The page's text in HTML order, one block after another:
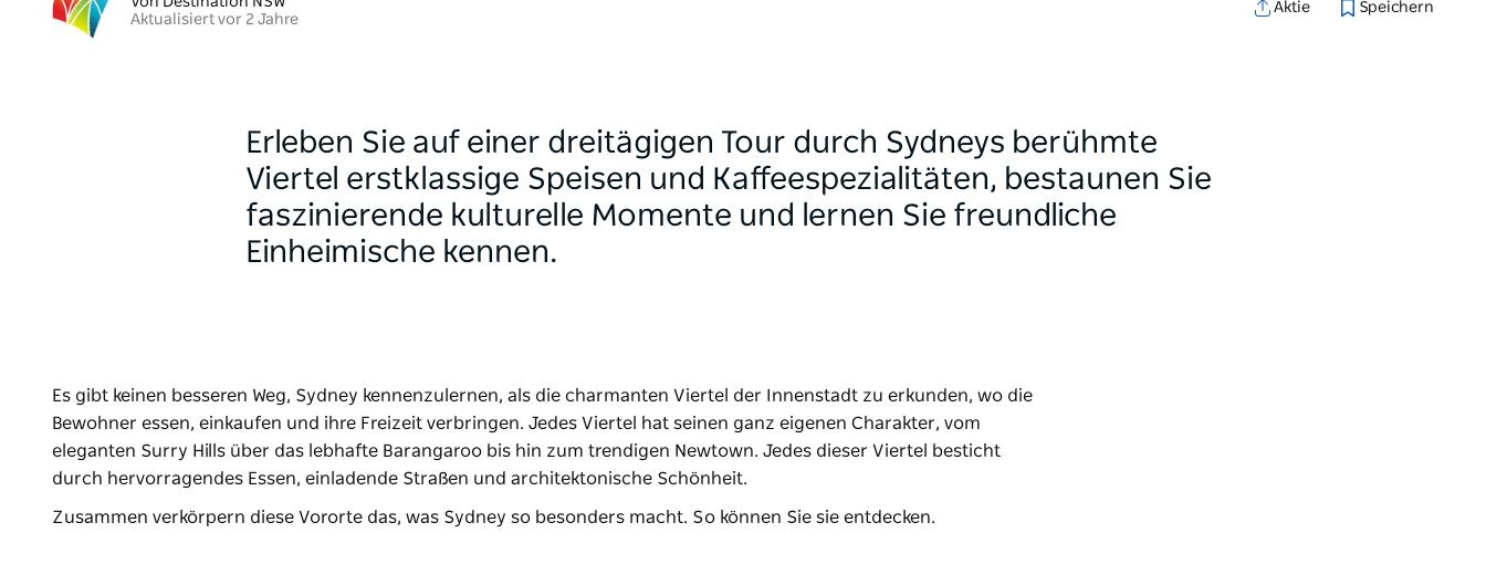
Aktualisiert vor 2 Jahre
Aktie Speichern
Erleben Sie auf einer dreitägigen Tour durch Sydneys berühmte
Viertel erstklassige Speisen und Kaffeespezialitäten, bestaunen Sie
faszinierende kulturelle Momente und lernen Sie freundliche
Einheimische kennen.
Es gibt keinen besseren Weg, Sydney kennenzulernen, als die charmanten Viertel der Innenstadt zu erkunden, wo die
Bewohner essen, einkaufen und ihre Freizeit verbringen. Jedes Viertel hat seinen ganz eigenen Charakter, vom
eleganten Surry Hills über das lebhafte Barangaroo bis hin zum trendigen Newtown. Jedes dieser Viertel besticht
durch hervorragendes Essen, einladende Straßen und architektonische Schönheit.
Zusammen verkörpern diese Vororte das, was Sydney so besonders macht. So können Sie sie entdecken.